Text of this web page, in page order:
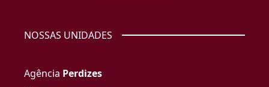
NOSSAS UNIDADES
Agência Perdizes